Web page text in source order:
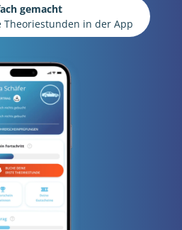
gemacht
Theoriestunden in der App